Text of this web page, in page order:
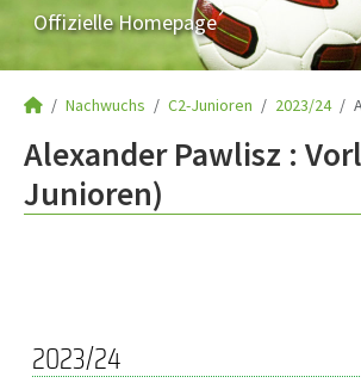
Offizielle Homepage
Nachwuchs C2-Junioren 2023/24
Alexander Pawlisz :
Junioren)
2023/24